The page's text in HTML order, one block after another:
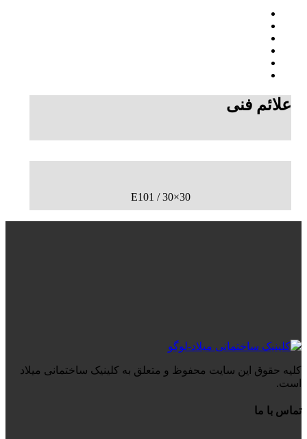
علائم فنی
30×30 / E101
کلیه حقوق این سایت محفوظ و متعلق به کلینیک ساختمانی میلاد
است.
تماس با ما